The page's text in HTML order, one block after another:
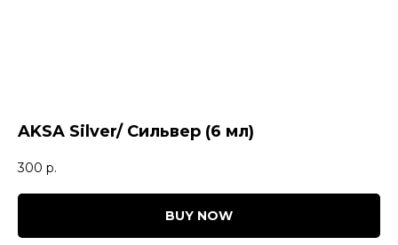
AKSA Silver/ Сильвер (6 мл)
300 р.
BUY NOW